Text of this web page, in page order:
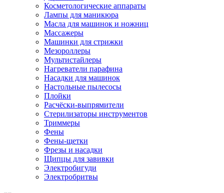
Косметологические аппараты
Лампы для маникюра
Масла для машинок и ножниц
Массажеры
Машинки для стрижки
Мезороллеры
Мультистайлеры
Нагреватели парафина
Насадки для машинок
Настольные пылесосы
Плойки
Расчёски-выпрямители
Стерилизаторы инструментов
Триммеры
Фены
Фены-щетки
Фрезы и насадки
Щипцы для завивки
Электробигуди
Электробритвы